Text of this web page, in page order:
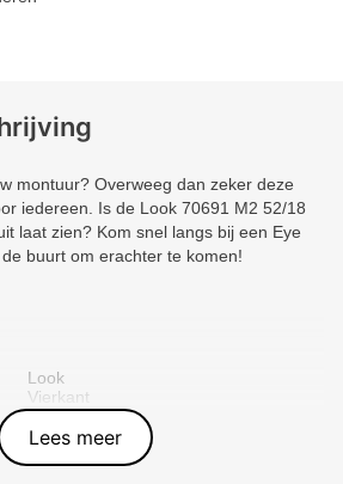
montuur? Overweeg dan zeker deze
iedereen. Is de Look 70691 M2 52/18
laat zien? Kom snel langs bij een Eye
buurt om erachter te komen!
Look
Vierkant
Blauw
Metal
8028428626567
Lees meer